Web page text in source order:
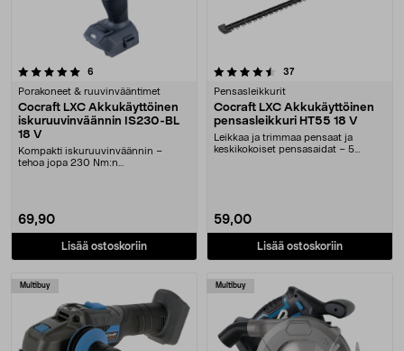
6
Porakoneet & ruuvinvääntimet
Cocraft LXC Akkukäyttöinen
iskuruuvinväännin IS230-BL
18 V
Kompakti iskuruuvinväännin –
tehoa jopa 230 Nm:n
69,90
Lisää ostoskoriin
4.5 viidestä tähdestä 37arvostelut
Pensasleikkurit
Cocraft LXC Akkukäyttöinen
pensasleikkuri HT55 18 V
Leikkaa ja trimmaa pensaat ja
keskikokoiset pensasaidat – 5
59,00
Lisää ostoskoriin
Multibuy Multibuy